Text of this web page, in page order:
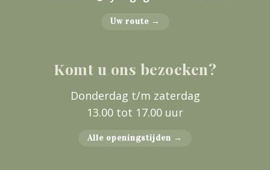
Uw route →
Komt u ons bezoeken?
Donderdag t/m zaterdag
13.00 tot 17.00 uur
Alle openingstijden →